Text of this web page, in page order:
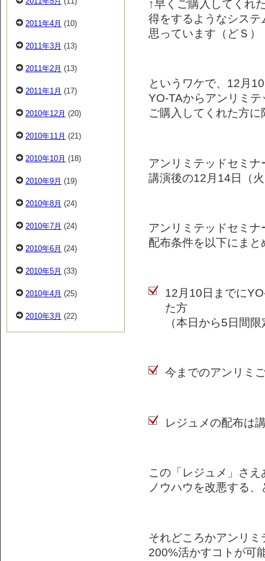
↑早くご購入してくれ
得をするようなシス
思っています（どＳ）
というワケで、12月
YO-TAからアンリミ
ご購入してくれた方に
アンリミテッドセミ
講演後の12月14日（
アンリミテッドセミ
配布条件を以下にま
12月10日までに
た方
（本日から5日間
今までのアンリミ
レジュメの配布は
この「レジュメ」さ
ノウハウを改悪する
それどころかアンリ
200%活かすコトが可
2011年4月 (10)
2011年3月 (13)
2011年2月 (13)
2011年1月 (17)
2010年12月 (20)
2010年11月 (21)
2010年10月 (18)
2010年9月 (19)
2010年8月 (24)
2010年7月 (24)
2010年6月 (24)
2010年5月 (33)
2010年4月 (25)
2010年3月 (22)